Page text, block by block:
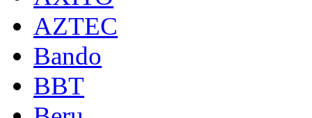
AZTEC
Bando
BBT